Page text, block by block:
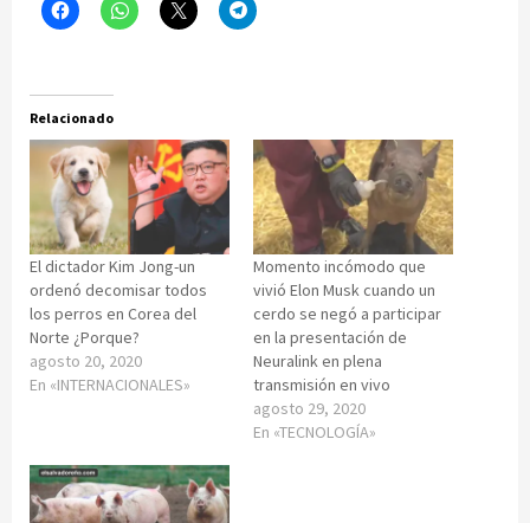
Relacionado
El dictador Kim Jong-un
ordenó decomisar todos
los perros en Corea del
Norte ¿Porque?
agosto 20, 2020
En «INTERNACIONALES»
Momento incómodo que
vivió Elon Musk cuando un
cerdo se negó a participar
en la presentación de
Neuralink en plena
transmisión en vivo
agosto 29, 2020
En «TECNOLOGÍA»